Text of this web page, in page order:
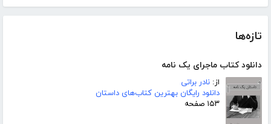
تازه‌ها
دانلود کتاب ماجرای یک نامه
از: نادر براتی
دانلود رایگان بهترین کتاب‌های داستان
۱۵۳ صفحه